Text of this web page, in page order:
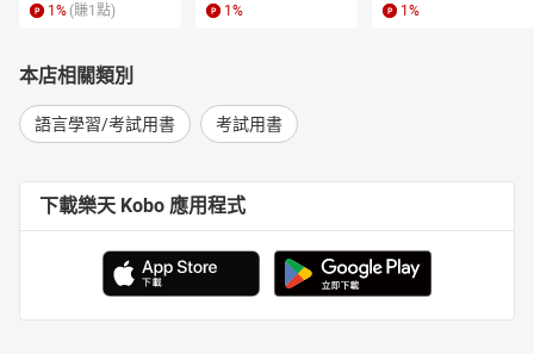
1 % (賺1 點) 1 % 1 %
本店相關類別
語言學習/考試用書 考試用書
下載樂天 Kobo 應用程式